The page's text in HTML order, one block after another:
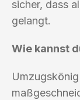
sicher, dass
gelangt.
Wie kannst